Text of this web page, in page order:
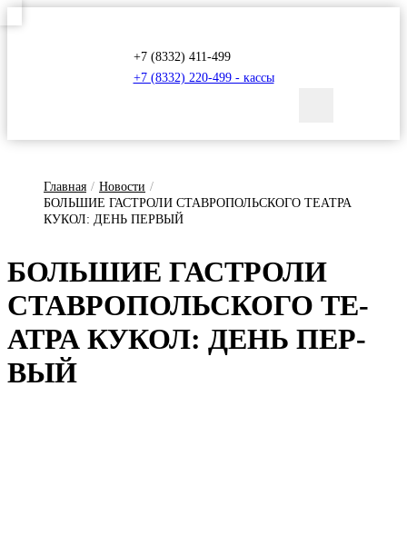
+7 (8332) 411-499
+7 (8332) 220-499 - кассы
Главная / Новости /
БОЛЬШИЕ ГАСТРОЛИ СТАВРОПОЛЬСКОГО ТЕАТРА
КУКОЛ: ДЕНЬ ПЕРВЫЙ
БОЛЬ­ШИЕ ГАС­ТРО­ЛИ
СТАВ­РО­ПОЛЬ­СКО­ГО ТЕ­
АТ­РА КУ­КОЛ: ДЕНЬ ПЕР­
ВЫЙ